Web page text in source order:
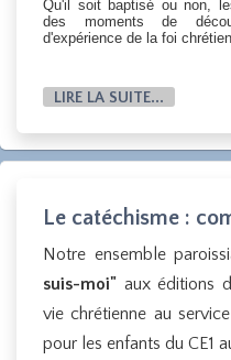
Qu'il soit baptisé ou non,
des moments de
d'expérience de la foi
LIRE LA SUITE...
Le catéchisme :
Notre ensemble
suis-moi" aux éditions
vie chrétienne au
pour les enfants du CE1